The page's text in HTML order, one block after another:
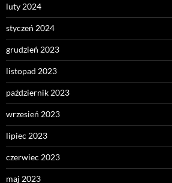
luty 2024
styczeń 2024
grudzień 2023
listopad 2023
październik 2023
wrzesień 2023
lipiec 2023
czerwiec 2023
maj 2023